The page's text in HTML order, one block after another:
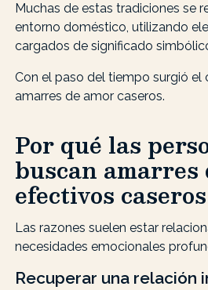
Muchas de estas tradiciones se
entorno doméstico, utilizando
cargados de significado
Con el paso del tiempo surgió
amarres de amor caseros.
Por qué las
buscan amarres
efectivos caseros
Las razones suelen estar
necesidades emocionales
Recuperar una relación